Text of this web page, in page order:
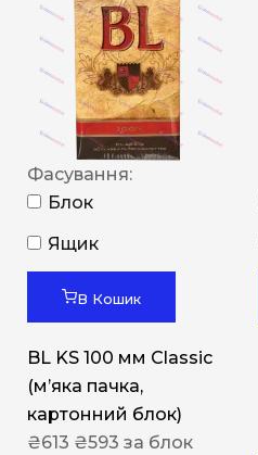
Фасування:
Блок
Ящик
В Кошик
BL KS 100 мм Classic
(м’яка пачка,
картонний блок)
₴613 ₴593 за блок